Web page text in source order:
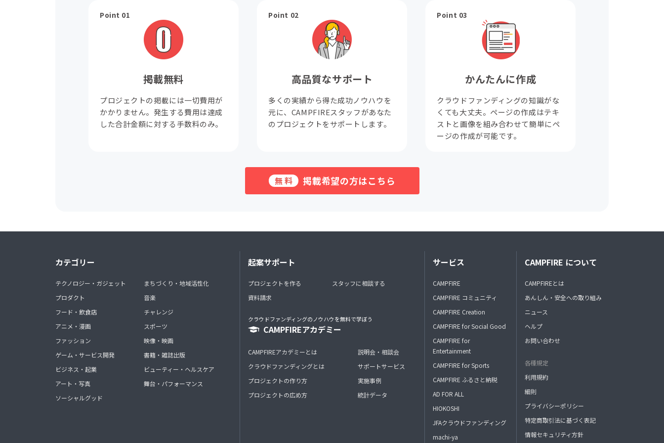
Point 01
掲載無料
プロジェクトの掲載には一切費用が
かかりません。発生する費用は達成
した合計金額に対する手数料のみ。
Point 02
高品質なサポート
多くの実績から得た成功ノウハウを
元に、CAMPFIREスタッフがあなた
のプロジェクトをサポートします。
Point 03
かんたんに作成
クラウドファンディングの知識がな
くても大丈夫。ページの作成はテキ
ストと画像を組み合わせて簡単にペ
ージの作成が可能です。
無料 掲載希望の方はこちら
カテゴリー
テクノロジー・ガジェット
プロダクト
フード・飲食店
アニメ・漫画
ファッション
ゲーム・サービス開発
ビジネス・起業
アート・写真
ソーシャルグッド
まちづくり・地域活性化
音楽
チャレンジ
スポーツ
映像・映画
書籍・雑誌出版
ビューティー・ヘルスケア
舞台・パフォーマンス
起案サポート
プロジェクトを作る
資料請求
スタッフに相談する
クラウドファンディングのノウハウを無料で学ぼう
CAMPFIREアカデミー
CAMPFIREアカデミーとは
クラウドファンディングとは
プロジェクトの作り方
プロジェクトの広め方
説明会・相談会
サポートサービス
実施事例
統計データ
サービス
CAMPFIRE
CAMPFIRE コミュニティ
CAMPFIRE Creation
CAMPFIRE for Social Good
CAMPFIRE for
Entertainment
CAMPFIRE for Sports
CAMPFIRE ふるさと納税
AD FOR ALL
HIOKOSHI
JFAクラウドファンディング
machi-ya
CAMPFIRE について
CAMPFIREとは
あんしん・安全への取り組み
ニュース
ヘルプ
お問い合わせ
各種規定
利用規約
細則
プライバシーポリシー
特定商取引法に基づく表記
情報セキュリティ方針